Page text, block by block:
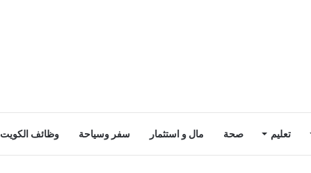
تعليم صحة مال و استثمار سفر وسياحة وظائف الكويت